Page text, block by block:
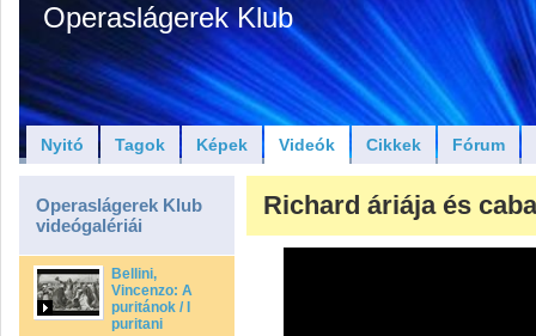
Operaslágerek Klub
Nyitó Tagok Képek Videók Cikkek Fórum
Operaslágerek Klub
videógalériái
Bellini,
Vincenzo: A
puritánok / I
puritani
Richard áriája és